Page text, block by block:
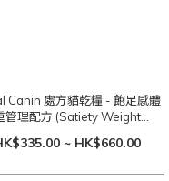
Canin 處方貓乾糧 - 飽足感體
管理配方 (Satiety Weight
Management)
~ HK$660.00